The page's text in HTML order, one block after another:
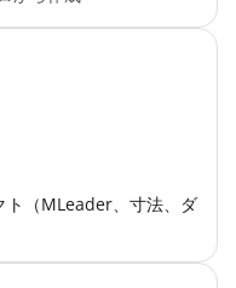
ト（MLeader、寸法、ダ